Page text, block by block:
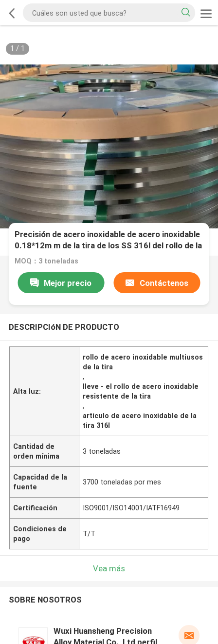
1 / 1
Precisión de acero inoxidable de acero inoxidable
0.18*12m m de la tira de los SS 316l del rollo de la
tira 316L
MOQ：3 toneladas
Mejor precio Contáctenos
DESCRIPCIóN DE PRODUCTO
Alta luz:
rollo de acero inoxidable multiusos
de la tira
,
lleve - el rollo de acero inoxidable
resistente de la tira
,
artículo de acero inoxidable de la
tira 316l
Cantidad de
orden mínima
3 toneladas
Capacidad de la
fuente
3700 toneladas por mes
Certificación ISO9001/ISO14001/IATF16949
Condiciones de
pago
T/T
Vea más
SOBRE NOSOTROS
Wuxi Huansheng Precision